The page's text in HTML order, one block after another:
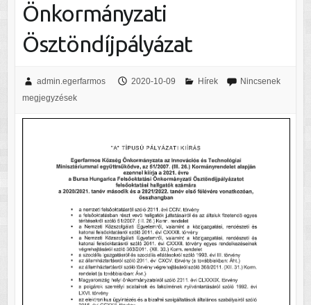
Önkormányzati
Ösztöndíjpályázat
admin.egerfarmos 2020-10-09 Hírek
Nincsenek
megjegyzések